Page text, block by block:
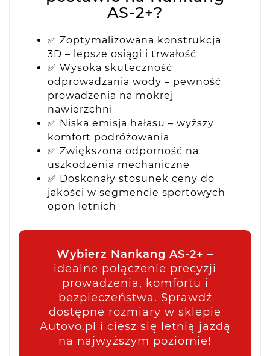
AS-2+?
✅ Zoptymalizowana konstrukcja
3D – lepsze osiągi i trwałość
✅ Wysoka skuteczność
odprowadzania wody – pewność
prowadzenia na mokrej
nawierzchni
✅ Niska emisja hałasu – wyższy
komfort podróżowania
✅ Zwiększona odporność na
uszkodzenia mechaniczne
✅ Doskonały stosunek ceny do
jakości w segmencie sportowych
opon letnich
Wybierz Nankang AS-2+ –
idealne połączenie precyzji
prowadzenia, komfortu i
bezpieczeństwa. Sprawdź
dostępne rozmiary w sklepie
Autovo.pl i ciesz się letnią jazdą
na najwyższym poziomie!